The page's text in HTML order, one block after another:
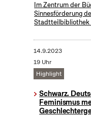
Im Zentrum der
Sinnesförderung
Stadtteilbibliothek
14.9.2023
19 Uhr
Highlight
Schwarz.
Feminismus